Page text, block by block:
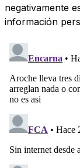
negativamente
información